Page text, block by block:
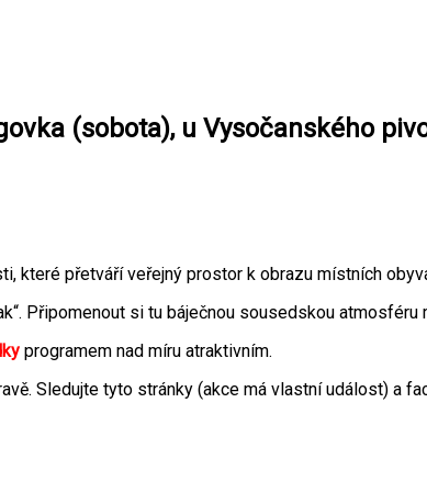
(sobota), u Vysočanského
které přetváří veřejný prostor k obrazu místních
Připomenout si tu báječnou sousedskou
programem nad míru atraktivním.
Sledujte tyto stránky (akce má vlastní událost) a